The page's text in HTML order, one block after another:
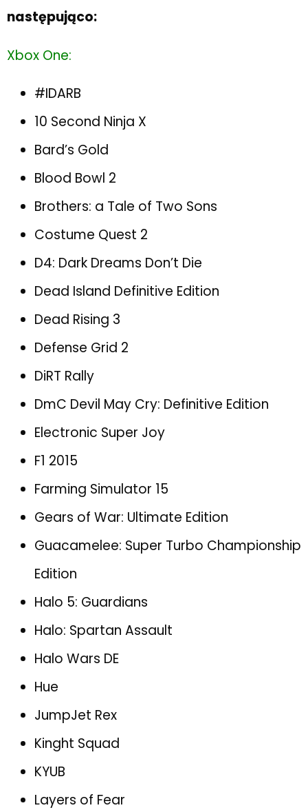
następująco:
Xbox One:
#IDARB
10 Second Ninja X
Bard’s Gold
Blood Bowl 2
Brothers: a Tale of Two Sons
Costume Quest 2
D4: Dark Dreams Don’t Die
Dead Island Definitive Edition
Dead Rising 3
Defense Grid 2
DiRT Rally
DmC Devil May Cry: Definitive Edition
Electronic Super Joy
F1 2015
Farming Simulator 15
Gears of War: Ultimate Edition
Guacamelee: Super Turbo Championship
Edition
Halo 5: Guardians
Halo: Spartan Assault
Halo Wars DE
Hue
JumpJet Rex
Kinght Squad
KYUB
Layers of Fear